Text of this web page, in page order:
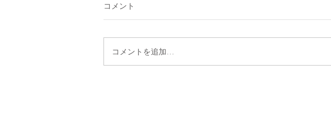
コメント
コメントを追加…